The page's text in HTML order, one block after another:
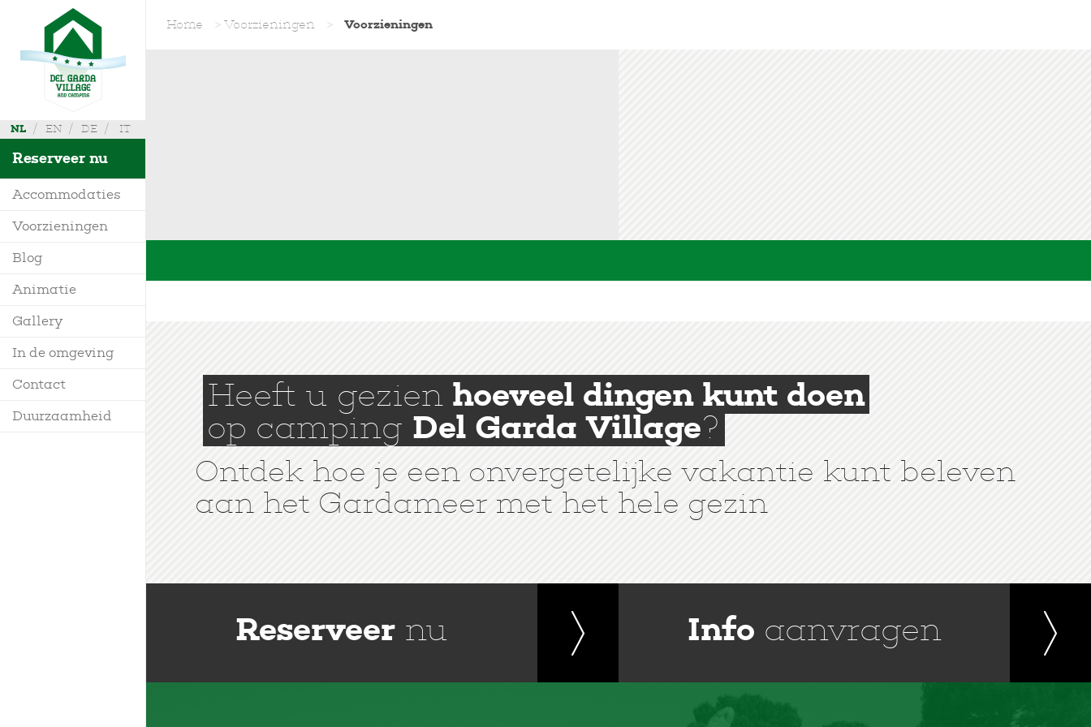
NL EN DE IT
Reserveer nu
Accommodaties
Villa
Mobile Homes
Bungalow
Glamping
Voorzieningen
Blog
Animatie
Gallery
In de omgeving
Contact
Waar zijn wij
Info aanvragen
Kaart
Duurzaamheid
Home > Voorzieningen > Voorzieningen
Heeft u gezien hoeveel dingen kunt doen
op camping Del Garda Village?
Ontdek hoe je een onvergetelijke vakantie kunt beleven
aan het Gardameer met het hele gezin
Reserveer nu Info aanvragen